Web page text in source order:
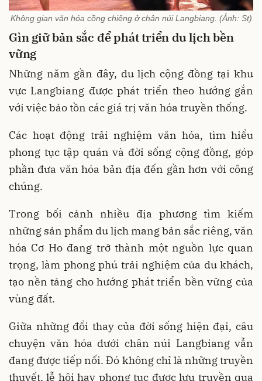
Không gian văn hóa cồng chiêng ở chân núi Langbiang. (Ảnh: St)
Gìn giữ bản sắc để phát triển du lịch bền
vững
Những năm gần đây, du lịch cộng đồng tại khu
vực Langbiang được phát triển theo hướng gắn
với việc bảo tồn các giá trị văn hóa truyền thống.
Các hoạt động trải nghiệm văn hóa, tìm hiểu
phong tục tập quán và đời sống cộng đồng, góp
phần đưa văn hóa bản địa đến gần hơn với công
chúng.
Trong bối cảnh nhiều địa phương tìm kiếm
những sản phẩm du lịch mang bản sắc riêng, văn
hóa Cơ Ho đang trở thành một nguồn lực quan
trọng, làm phong phú trải nghiệm của du khách,
tạo nền tảng cho hướng phát triển bền vững của
vùng đất.
Giữa những đổi thay của đời sống hiện đại, câu
chuyện văn hóa dưới chân núi Langbiang vẫn
đang được tiếp nối. Đó không chỉ là những truyền
thuyết, lễ hội hay phong tục được lưu truyền qua